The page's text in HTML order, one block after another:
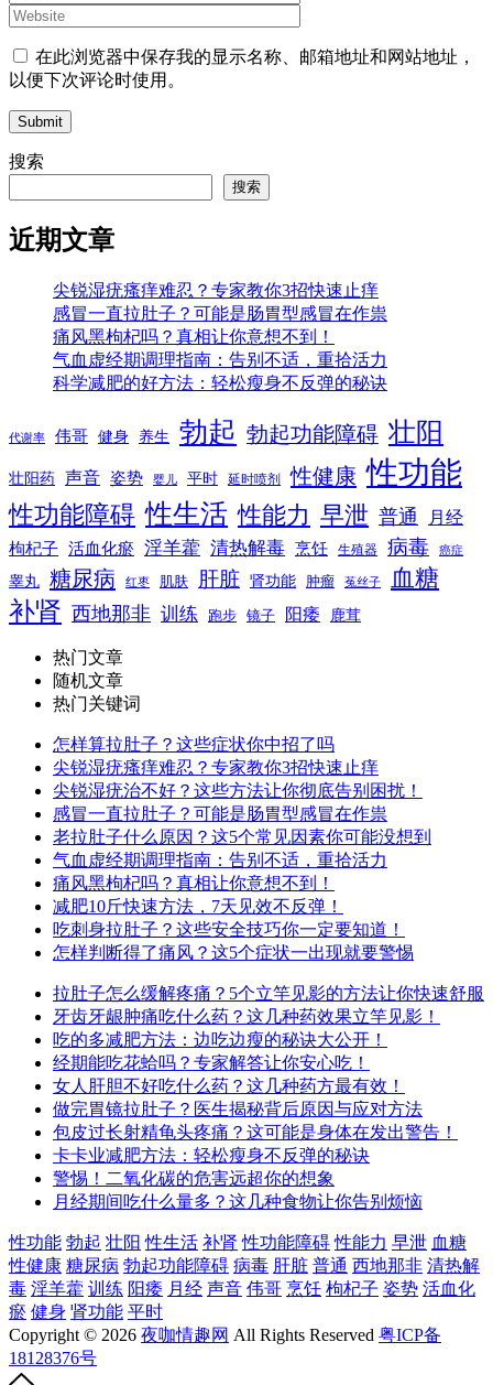
在此浏览器中保存我的显示名称、邮箱地址和网站地址，
以便下次评论时使用。
Submit
搜索
搜索
近期文章
尖锐湿疣瘙痒难忍？专家教你3招快速止痒
感冒一直拉肚子？可能是肠胃型感冒在作祟
痛风黑枸杞吗？真相让你意想不到！
气血虚经期调理指南：告别不适，重拾活力
科学减肥的好方法：轻松瘦身不反弹的秘诀
代谢率 伟哥 健身 养生 勃起 勃起功能障碍 壮阳
壮阳药 声音 姿势 婴儿 平时 延时喷剂 性健康 性功能
性功能障碍 性生活 性能力 早泄 普通 月经
枸杞子 活血化瘀 淫羊藿 清热解毒 烹饪 生殖器 病毒 癌症
睾丸 糖尿病 红枣 肌肤 肝脏 肾功能 肿瘤 菟丝子 血糖
补肾 西地那非 训练 跑步 镜子 阳痿 鹿茸
热门文章
随机文章
热门关键词
怎样算拉肚子？这些症状你中招了吗
尖锐湿疣瘙痒难忍？专家教你3招快速止痒
尖锐湿疣治不好？这些方法让你彻底告别困扰！
感冒一直拉肚子？可能是肠胃型感冒在作祟
老拉肚子什么原因？这5个常见因素你可能没想到
气血虚经期调理指南：告别不适，重拾活力
痛风黑枸杞吗？真相让你意想不到！
减肥10斤快速方法，7天见效不反弹！
吃刺身拉肚子？这些安全技巧你一定要知道！
怎样判断得了痛风？这5个症状一出现就要警惕
拉肚子怎么缓解疼痛？5个立竿见影的方法让你快速舒服
牙齿牙龈肿痛吃什么药？这几种药效果立竿见影！
吃的多减肥方法：边吃边瘦的秘诀大公开！
经期能吃花蛤吗？专家解答让你安心吃！
女人肝胆不好吃什么药？这几种药方最有效！
做完胃镜拉肚子？医生揭秘背后原因与应对方法
包皮过长射精龟头疼痛？这可能是身体在发出警告！
卡卡业减肥方法：轻松瘦身不反弹的秘诀
警惕！二氧化碳的危害远超你的想象
月经期间吃什么量多？这几种食物让你告别烦恼
性功能 勃起 壮阳 性生活 补肾 性功能障碍 性能力 早泄 血糖
性健康 糖尿病 勃起功能障碍 病毒 肝脏 普通 西地那非 清热解
毒 淫羊藿 训练 阳痿 月经 声音 伟哥 烹饪 枸杞子 姿势 活血化
瘀 健身 肾功能 平时
Copyright © 2026 夜咖情趣网 All Rights Reserved 粤ICP备
18128376号